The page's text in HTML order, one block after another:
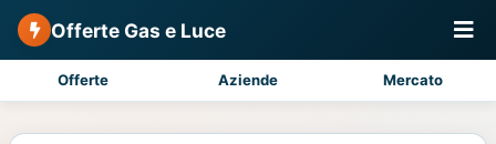
Offerte Gas e Luce
Offerte Aziende Mercato